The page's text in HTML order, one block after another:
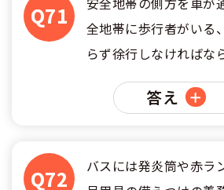
中型車
格安シーズン料金
こだわり、テーマから探す
360度パノラマ教習所
合宿免許選びのアドバイス
合宿免許の入校までの流れ
合宿免許での免許取得の流れ
運転免許別モデルスケジュール
合宿免許で最短合格するには
高校生は運転免許を取れる？
免許取消・失効による再取得
みんなが選んだ合宿免許の条件
会社情報・代表メッセージ
個人情報の取扱い
お気に入りの教習所一覧
運転者適性診断
0120-
Q71
全地帯に歩行者がいる
らず徐行しなければな
答え
Q72
バスには発炎筒や赤ラ